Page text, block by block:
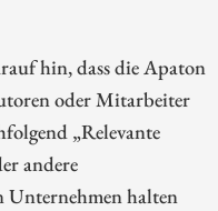
hin, dass die Apaton
oder Mitarbeiter
„Relevante
andere
Unternehmen halten